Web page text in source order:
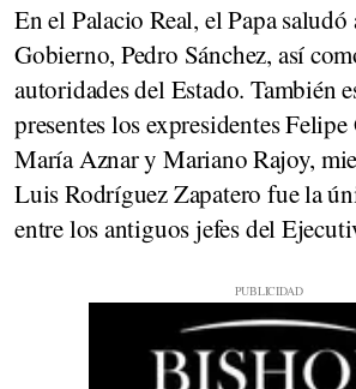
En el Palacio Real, el Papa
Gobierno, Pedro Sánchez, así
autoridades del Estado. También
presentes los expresidentes Felipe
María Aznar y Mariano Rajoy,
Luis Rodríguez Zapatero fue la
entre los antiguos jefes del